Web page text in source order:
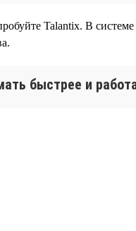
Talantix. В
быстрее и